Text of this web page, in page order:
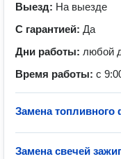
Выезд: На выезде
С гарантией: Да
Дни работы: любой
Время работы: с
Замена топливного
Замена свечей